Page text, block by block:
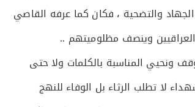
والتضحية ، فكان كما عرفه القاصي
وينصف مظلوميتهم ..
ونحيي المناسبة بالكلمات ولا حتى
لا تطلب الرثاء بل الوفاء للنهج